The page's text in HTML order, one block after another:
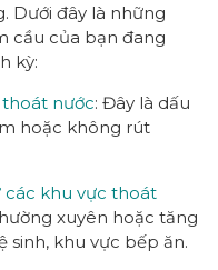
Dưới đây là những
cầu của bạn đang
kỳ:
nước: Đây là dấu
hoặc không rút
các khu vực thoát
xuyên hoặc tăng
sinh, khu vực bếp ăn.